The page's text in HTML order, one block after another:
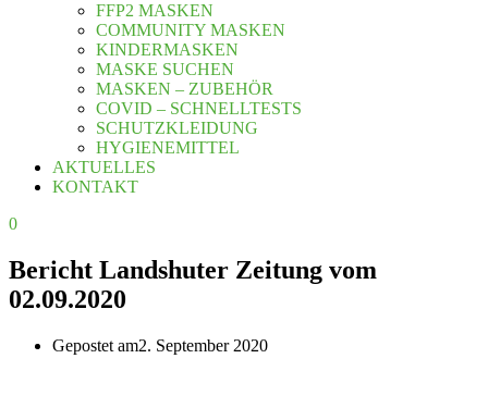
FFP2 MASKEN
COMMUNITY MASKEN
KINDERMASKEN
MASKE SUCHEN
MASKEN – ZUBEHÖR
COVID – SCHNELLTESTS
SCHUTZKLEIDUNG
HYGIENEMITTEL
AKTUELLES
KONTAKT
0
Bericht Landshuter Zeitung vom
02.09.2020
Gepostet am2. September 2020